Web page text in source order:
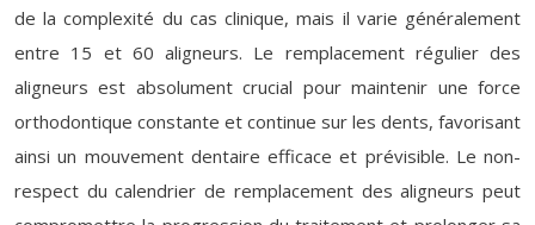
de la complexité du cas clinique, mais il varie généralement
entre 15 et 60 aligneurs. Le remplacement régulier des
aligneurs est absolument crucial pour maintenir une force
orthodontique constante et continue sur les dents, favorisant
ainsi un mouvement dentaire efficace et prévisible. Le non-
respect du calendrier de remplacement des aligneurs peut